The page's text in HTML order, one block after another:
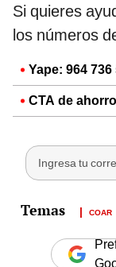
Si quieres
los números
Yape: 964 736
CTA de
COAR